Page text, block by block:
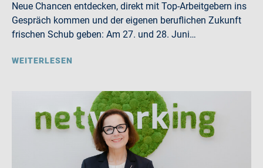
Neue Chancen entdecken, direkt mit Top-Arbeitgebern ins
Gespräch kommen und der eigenen beruflichen Zukunft
frischen Schub geben: Am 27. und 28. Juni…
WEITERLESEN